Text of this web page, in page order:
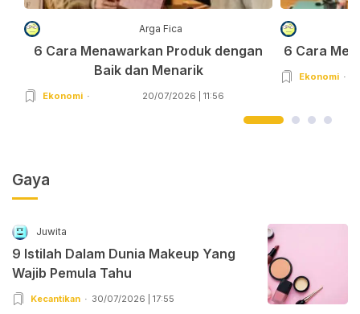
Arga Fica
6 Cara Menawarkan Produk dengan
Baik dan Menarik
Ekonomi 20/07/2026 | 11:56
6 Cara
Ekonomi
Gaya
Juwita
9 Istilah Dalam Dunia Makeup Yang
Wajib Pemula Tahu
Kecantikan 30/07/2026 | 17:55